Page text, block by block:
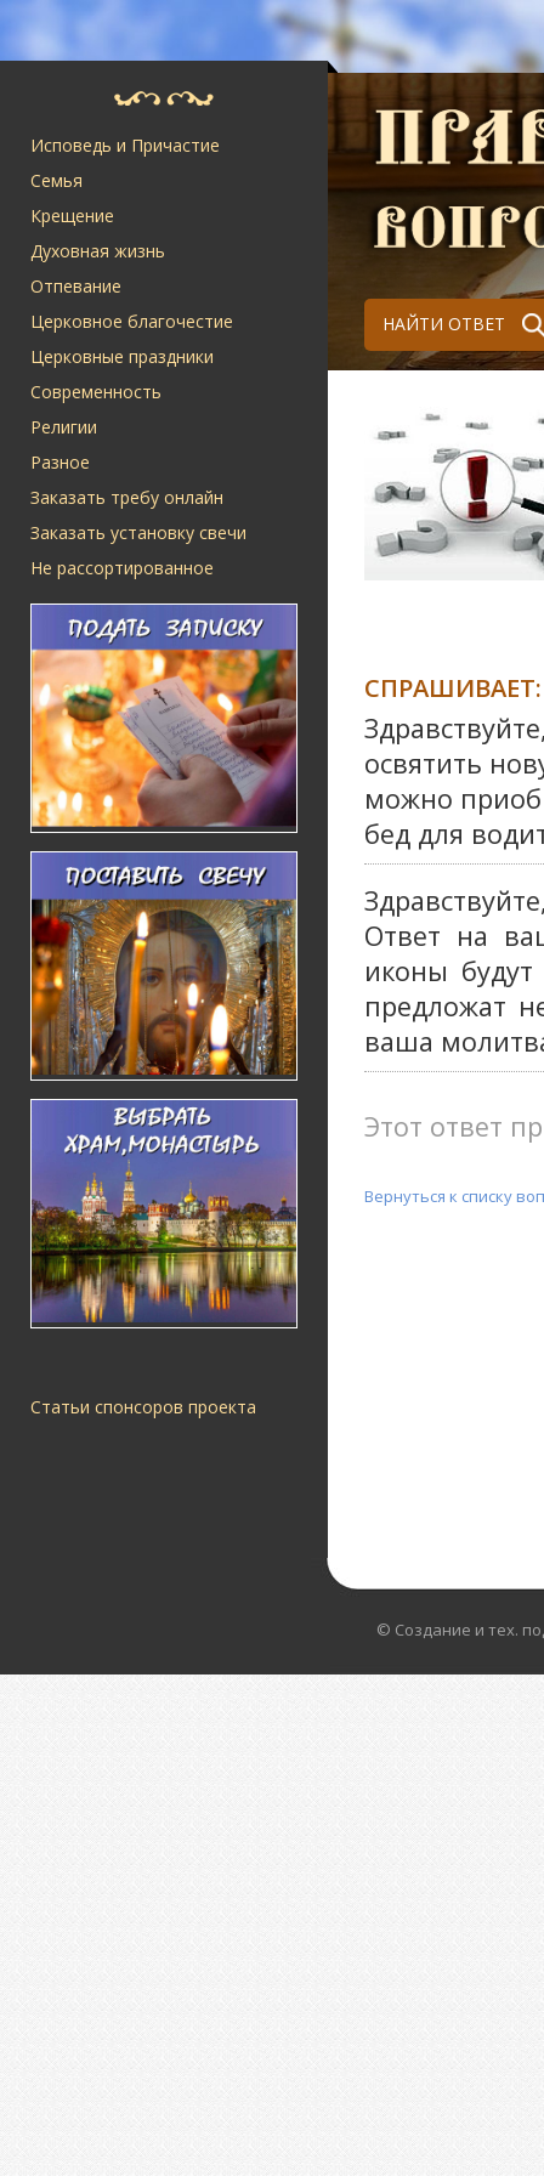
Исповедь и Причастие
Семья
Крещение
Духовная жизнь
Отпевание
Церковное благочестие
Церковные праздники
Современность
Религии
Разное
Заказать требу онлайн
Заказать установку свечи
Не рассортированное
Статьи спонсоров проекта
НАЙТИ ОТВЕТ
СПРАШИВАЕТ:
освятить
можно
бед для
Ответ на
иконы
предложат
ваша
Этот ответ
Вернуться к списку
© Создание и тех.